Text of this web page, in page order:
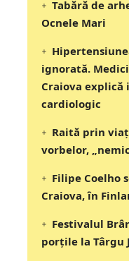
Tabără de
Ocnele Mari
ignorată.
Craiova
cardiologic
Raită prin
vorbelor,
Filipe Coelho
Craiova, în
Festivalul
porțile la Târgu